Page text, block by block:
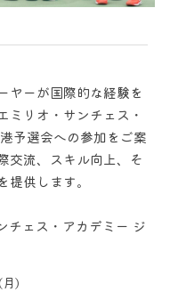
ヤーが国際的な経験を
ミリオ・サンチェス・
予選会への参加をご案
交流、スキル向上、そ
供します。
)